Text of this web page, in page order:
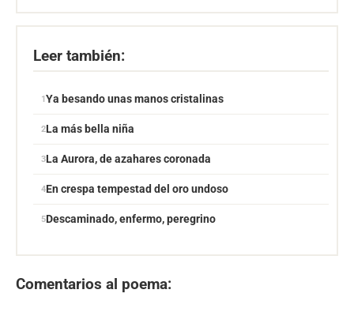
Leer también:
Ya besando unas manos cristalinas
La más bella niña
La Aurora, de azahares coronada
En crespa tempestad del oro undoso
Descaminado, enfermo, peregrino
Comentarios al poema: